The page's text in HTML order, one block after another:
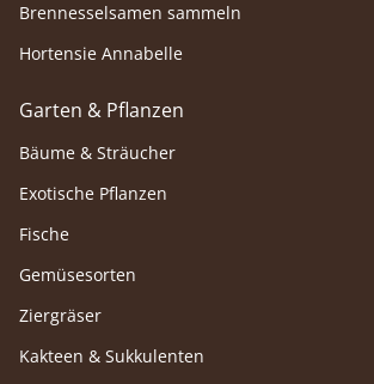
Brennesselsamen sammeln
Hortensie Annabelle
Garten & Pflanzen
Bäume & Sträucher
Exotische Pflanzen
Fische
Gemüsesorten
Ziergräser
Kakteen & Sukkulenten